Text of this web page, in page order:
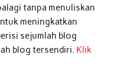
tanpa menuliskan
meningkatkan
sejumlah blog
blog tersendiri. Klik